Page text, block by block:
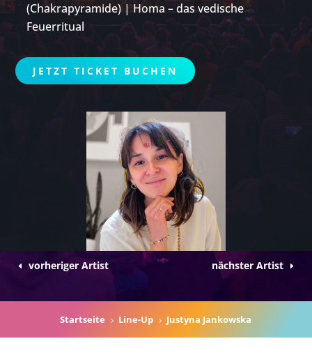
(Chakrapyramide) | Homa – das vedische
Feuerritual
JETZT TICKET BUCHEN
vorheriger Artist nächster Artist
Startseite 5 Line-Up 5 Justyna Jankowska